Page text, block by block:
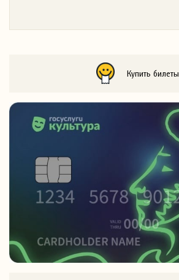
Купить билеты